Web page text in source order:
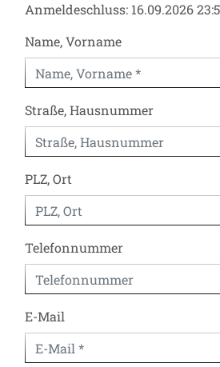
Anmeldeschluss: 16.09.2026
Name, Vorname
Straße, Hausnummer
PLZ, Ort
Telefonnummer
E-Mail